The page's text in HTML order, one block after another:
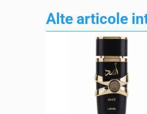
Alte articole